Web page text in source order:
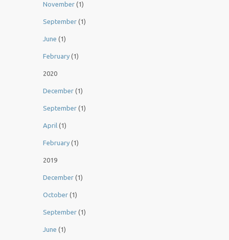
November (1)
September (1)
June (1)
February (1)
2020
December (1)
September (1)
April (1)
February (1)
2019
December (1)
October (1)
September (1)
June (1)